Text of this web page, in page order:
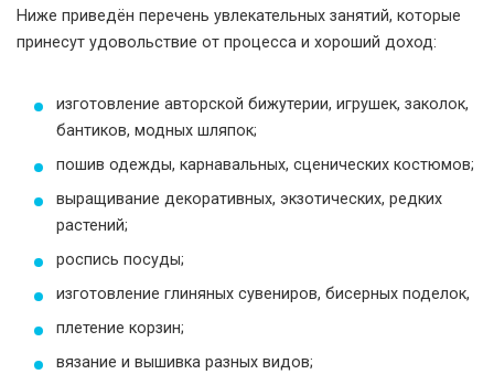
Ниже приведён перечень увлекательных занятий, которые
принесут удовольствие от процесса и хороший доход:
изготовление авторской бижутерии, игрушек, заколок,
бантиков, модных шляпок;
пошив одежды, карнавальных, сценических костюмов;
выращивание декоративных, экзотических, редких
растений;
роспись посуды;
изготовление глиняных сувениров, бисерных поделок,
плетение корзин;
вязание и вышивка разных видов;